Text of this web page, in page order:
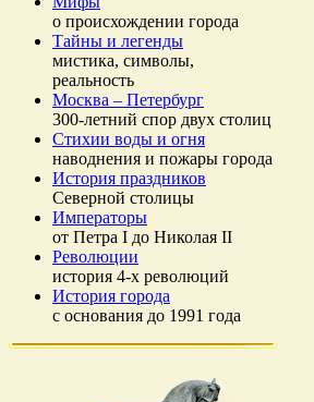
о происхождении города
Тайны и легенды
мистика, символы,
реальность
Москва – Петербург
300-летний спор двух столиц
Стихии воды и огня
наводнения и пожары города
История праздников
Северной столицы
Императоры
от Петра I до Николая II
Революции
история 4-х революций
История города
с основания до 1991 года